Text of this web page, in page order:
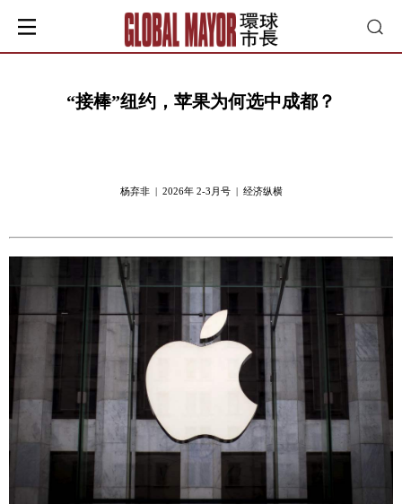
“接棒”纽约，苹果为何选中成都？
杨弃非 | 2026年 2-3月号 | 经济纵横